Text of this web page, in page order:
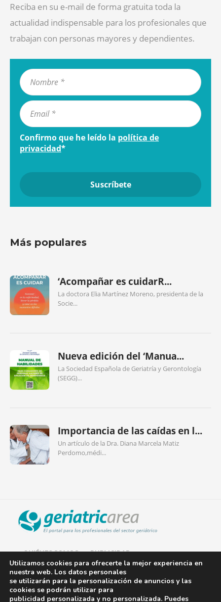
Reciba en su e-mail de forma gratuita toda la
actualidad indispensable para los profesionales que
trabajan con personas mayores y dependientes.
Confirmo que he leído la política de
privacidad*
Más populares
‘Acompañar es cuidarR...
La doctora Elia Martínez Moreno, presidenta de la
Socie...
Nueva edición del ‘Manua...
La Sociedad Española de Geriatría y Gerontología
(SEGG)...
Importancia de las caídas en l...
Un artículo de la Dra. Diana Marcela Matiz
Perdomo,médi...
QUIÉNES SOMOS PUBLICIDAD
AVISO LEGAL
POLÍTICA DE COOKIES
Utilizamos cookies para ofrecerte la mejor experiencia en
nuestra web. Los datos personales
se utilizarán para la personalización de anuncios y las
cookies se podrán utilizar para
publicidad personalizada y no personalizada. Puedes